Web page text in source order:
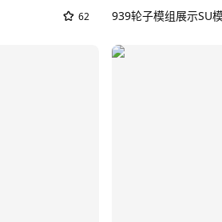
62 939轮子模组展示SU